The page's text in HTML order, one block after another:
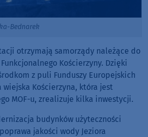
Bednarek
otrzymają samorządy należące do
Kościerzyny. Dzięki
z puli Funduszy Europejskich
wiejska Kościerzyna, która jest
MOF-u, zrealizuje kilka inwestycji.
budynków użyteczności
jakości wody Jeziora